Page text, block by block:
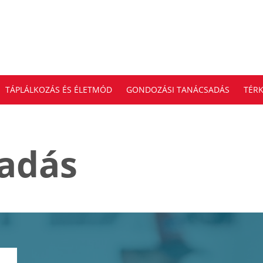
TÁPLÁLKOZÁS ÉS ÉLETMÓD GONDOZÁSI TANÁCSADÁS